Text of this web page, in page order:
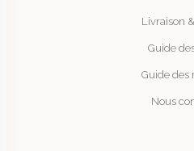
Livraison
Guide
Guide des
Nous